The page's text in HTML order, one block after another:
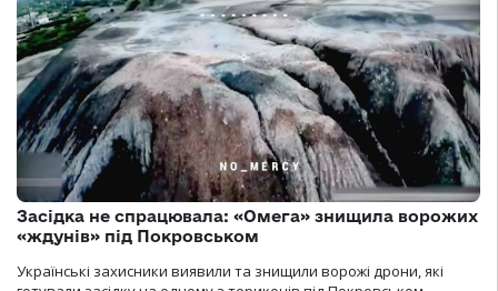
Засідка не спрацювала: «Омега» знищила ворожих
«ждунів» під Покровськом
Українські захисники виявили та знищили ворожі дрони, які